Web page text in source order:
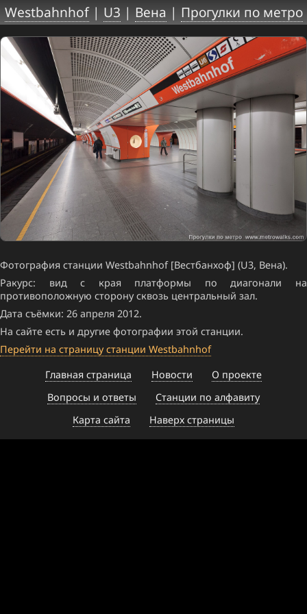
Westbahnhof| U3 | Вена | Прогулки по метро
Фотография станции Westbahnhof [Вестбанхоф] (U3, Вена).
Ракурс: вид с края платформы по диагонали на
противоположную сторону сквозь центральный зал.
Дата съёмки: 26 апреля 2012.
На сайте есть и другие фотографии этой станции.
Перейти на страницу станции Westbahnhof
Главная страница
Новости
О проекте
Вопросы и ответы
Станции по алфавиту
Карта сайта
Наверх страницы